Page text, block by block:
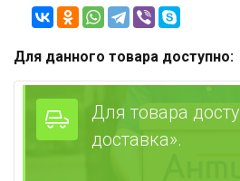
Для данного товара доступно:
Для товара
доставка».